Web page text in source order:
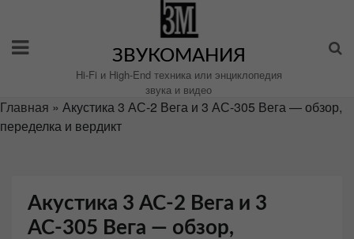
содержимому
ЗВУКОМАНИЯ
Hi-Fi и High-End техника или энциклопедия
звука и видео
Главная » Акустика 3 АС-2 Вега и 3 АС-305 Вега — обзор,
переделка и вердикт
Акустика 3 АС-2 Вега и 3
АС-305 Вега — обзор,